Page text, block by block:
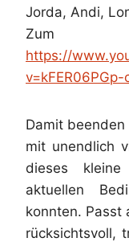
Jorda, Andi,
Zum
https://
v=kFER06PGp-
Damit
mit unendlich
dieses
aktuellen
konnten. Passt
rücksichtsvoll,